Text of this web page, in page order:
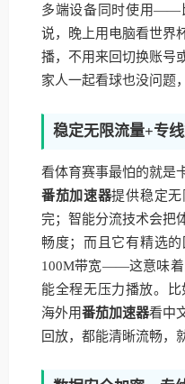
多端设备同时使用——
说，晚上用电脑看世界
播，不用来回切换账号
家人一起看球也没问题
稳定无限流量+专
看体育赛事最怕的就是
番茄加速器提供稳定
完；智能分流技术会把
畅度；而且它有精选
100M带宽——这意味着
能全程无压力播放。
海外用番茄加速器看中
回放，都能清晰流畅，